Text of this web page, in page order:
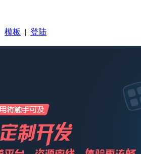
模板 | 登陆